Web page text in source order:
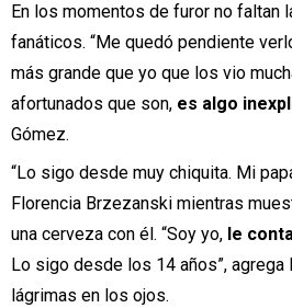
En los momentos de furor no faltan
fanáticos. “Me quedó pendiente
más grande que yo que los vio
afortunados que son, es algo
Gómez.
“Lo sigo desde muy chiquita. Mi
Florencia Brzezanski mientras
una cerveza con él. “Soy yo, le
Lo sigo desde los 14 años”,
lágrimas en los ojos.